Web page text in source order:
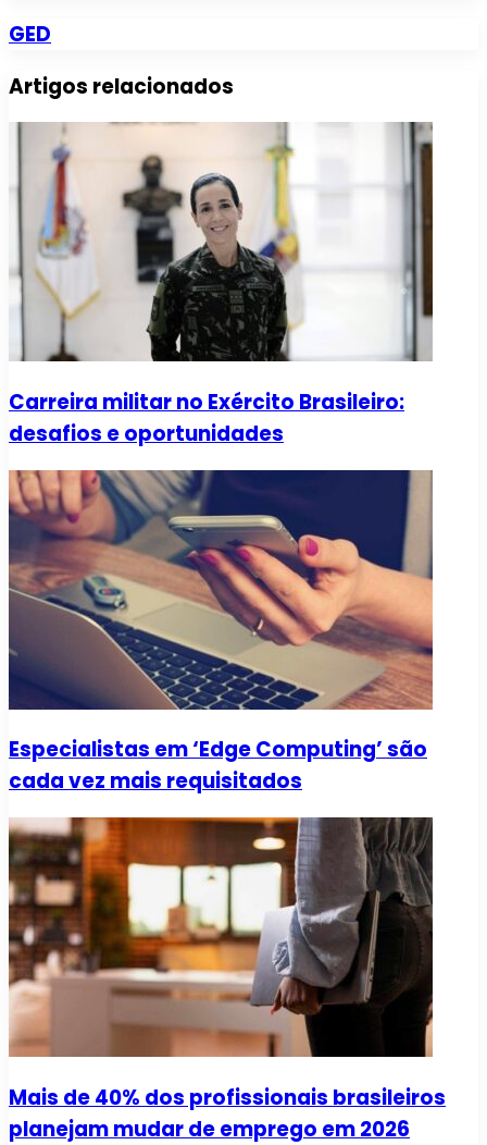
GED
Artigos relacionados
Carreira militar no Exército Brasileiro:
desafios e oportunidades
Especialistas em ‘Edge Computing’ são
cada vez mais requisitados
Mais de 40% dos profissionais brasileiros
planejam mudar de emprego em 2026